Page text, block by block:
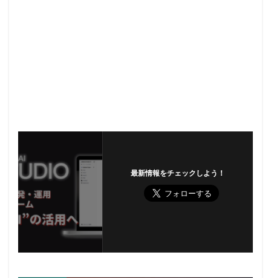
最新情報をチェックしよう！